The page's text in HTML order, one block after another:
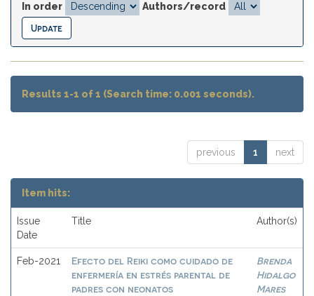
In order
Authors/record
Results 1-1 of 1 (Search time: 0.001 seconds).
previous 1 next
Item hits:
Issue
Date
Title Author(s)
Feb-2021
Efecto del Reiki como cuidado de
enfermería en estrés parental de
padres con neonatos
Brenda
Hidalgo
Mares